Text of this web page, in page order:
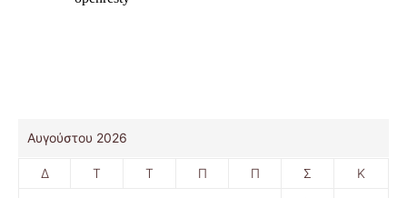
Αυγούστου 2026
Δ Τ Τ Π Π Σ
Κ